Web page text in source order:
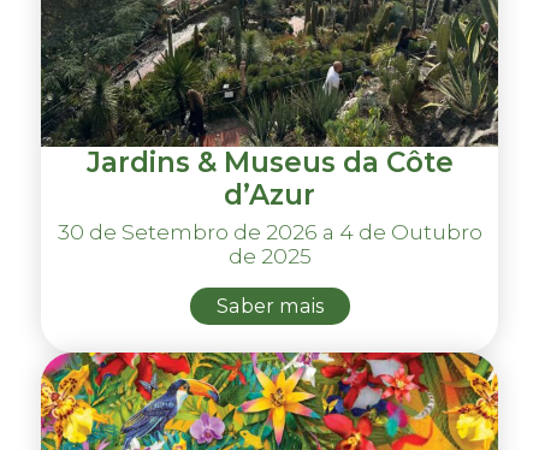
Jardins & Museus da Côte
d’Azur
30 de Setembro de 2026 a 4 de Outubro
de 2025
Saber mais